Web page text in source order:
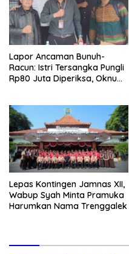
Lapor Ancaman Bunuh-
Racun: Istri Tersangka Pungli
Rp80 Juta Diperiksa, Oknum
Lepas Kontingen Jamnas XII,
Wabup Syah Minta Pramuka
Harumkan Nama Trenggalek